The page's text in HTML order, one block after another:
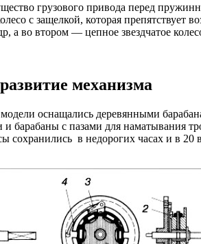
грузового привода перед
с защелкой, которая
а во втором — цепное звездчатое
механизма
оснащались деревянными
и барабаны с пазами для наматывания
сохранились в недорогих часах и в 20